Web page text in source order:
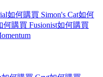
如何購買 Simon's Cat如何
何購買 Fusionist如何購買